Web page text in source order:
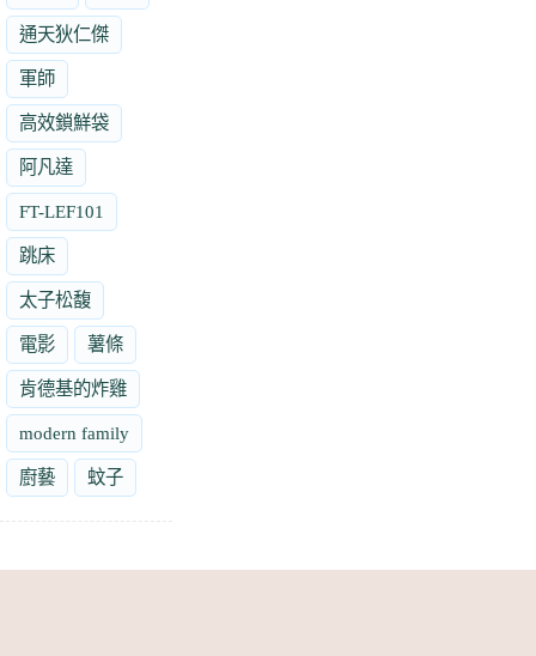
通天狄仁傑
軍師
高效鎖鮮袋
阿凡達
FT-LEF101
跳床
太子松馥
電影 薯條
肯德基的炸雞
modern family
廚藝 蚊子